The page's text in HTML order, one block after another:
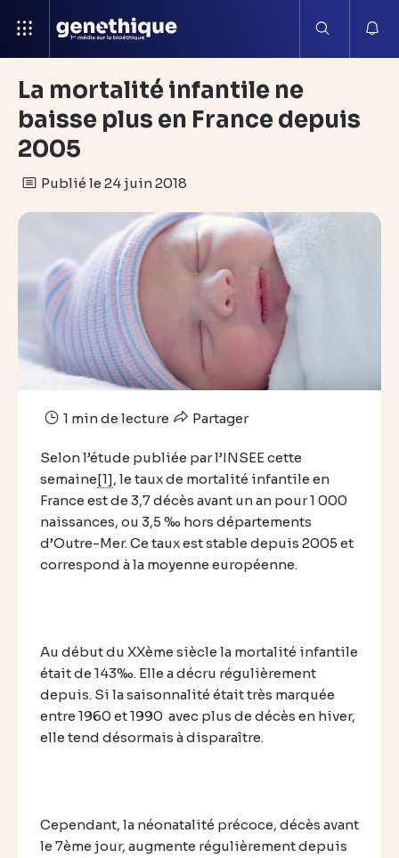
La mortalité infantile ne
baisse plus en France depuis
2005
Publié le 24 juin 2018
1 min de lecture Partager
Selon l’étude publiée par l’INSEE cette
semaine[1], le taux de mortalité infantile en
France est de 3,7 décès avant un an pour 1 000
naissances, ou 3,5 ‰ hors départements
d’Outre-Mer. Ce taux est stable depuis 2005 et
correspond à la moyenne européenne.
Au début du XXème siècle la mortalité infantile
était de 143‰. Elle a décru régulièrement
depuis. Si la saisonnalité était très marquée
entre 1960 et 1990 avec plus de décès en hiver,
elle tend désormais à disparaître.
Cependant, la néonatalité précoce, décès avant
le 7ème jour, augmente régulièrement depuis